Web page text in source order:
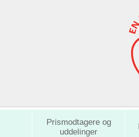
Prismodtagere og
uddelinger